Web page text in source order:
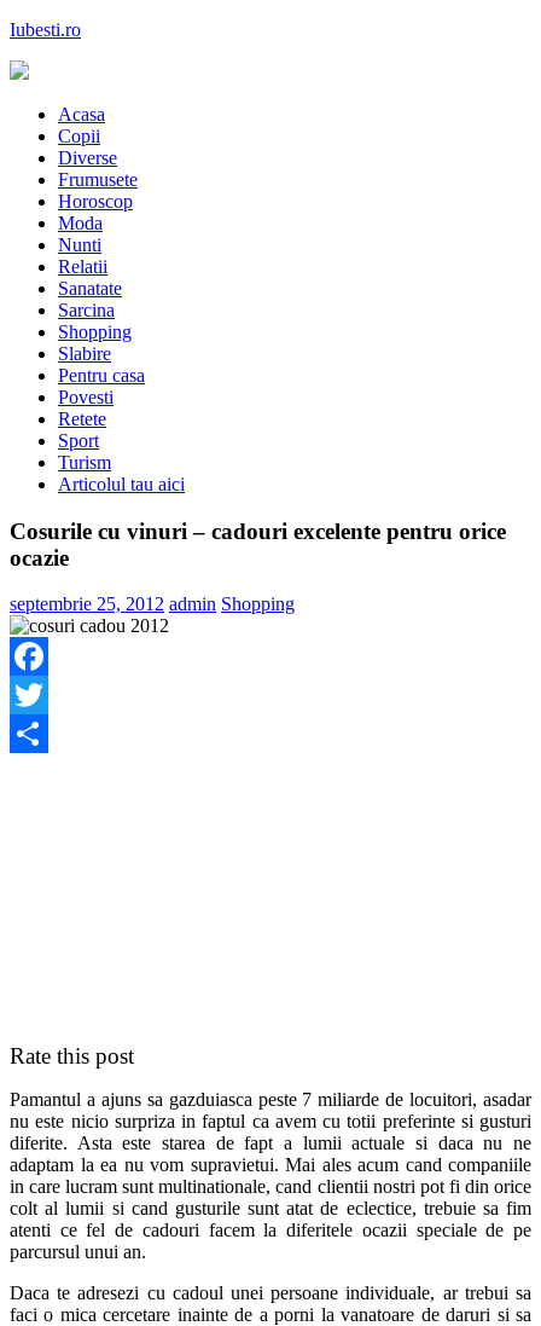
Skip
content
Iubesti.ro
astazi
Acasa
Copii
Diverse
Frumusete
Horoscop
Moda
Nunti
Relatii
Sanatate
Sarcina
Shopping
Slabire
Pentru casa
Povesti
Retete
Sport
Turism
Articolul tau aici
Cosurile cu vinuri – cadouri excelente pentru orice
ocazie
septembrie 25, 2012 admin Shopping
Facebook
Twitter
Rate this post
Pamantul a ajuns sa gazduiasca peste 7 miliarde de locuitori, asadar
nu este nicio surpriza in faptul ca avem cu totii preferinte si gusturi
diferite. Asta este starea de fapt a lumii actuale si daca nu ne
adaptam la ea nu vom supravietui. Mai ales acum cand companiile
in care lucram sunt multinationale, cand clientii nostri pot fi din orice
colt al lumii si cand gusturile sunt atat de eclectice, trebuie sa fim
atenti ce fel de cadouri facem la diferitele ocazii speciale de pe
parcursul unui an.
Daca te adresezi cu cadoul unei persoane individuale, ar trebui sa
faci o mica cercetare inainte de a porni la vanatoare de daruri si sa